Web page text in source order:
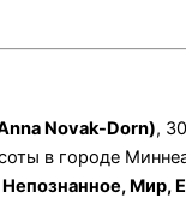
Novak-Dorn),
в городе
Непознанное, Мир,